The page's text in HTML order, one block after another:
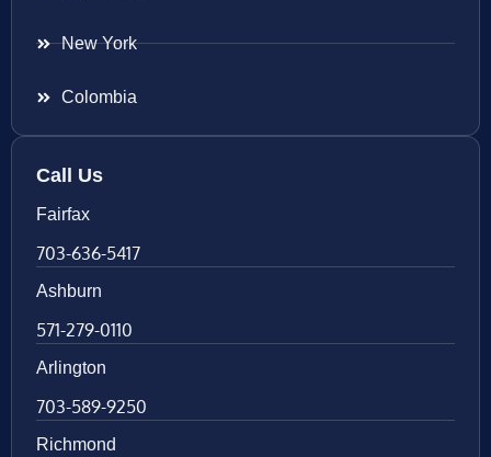
New York
Colombia
Call Us
Fairfax
703-636-5417
Ashburn
571-279-0110
Arlington
703-589-9250
Richmond